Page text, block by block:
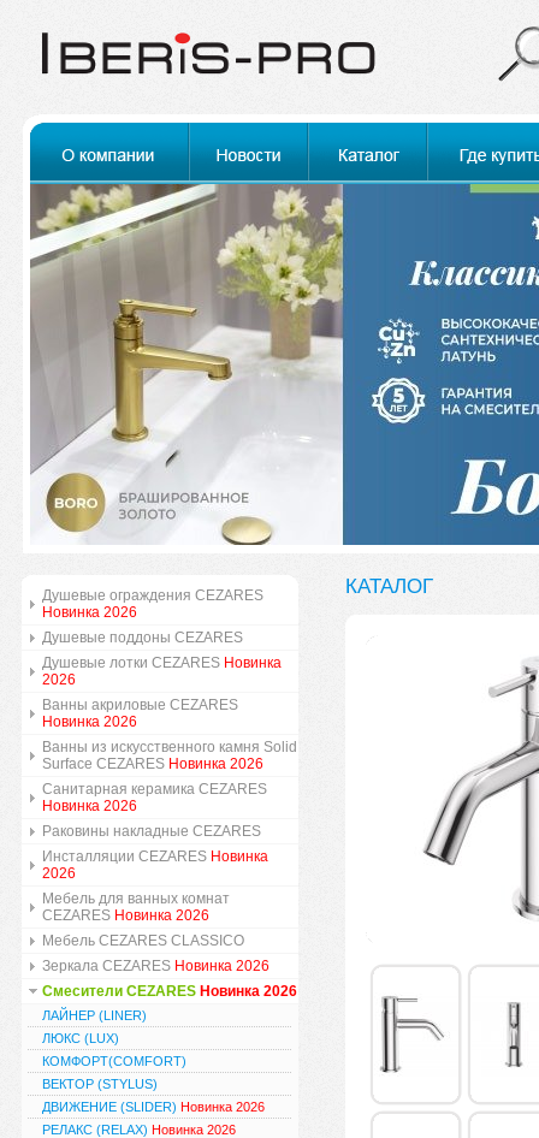
Душевые ограждения CEZARES
Новинка 2026
Душевые поддоны CEZARES
Душевые лотки CEZARES Новинка
2026
Ванны акриловые CEZARES
Новинка 2026
Ванны из искусственного камня Solid
Surface CEZARES Новинка 2026
Санитарная керамика CEZARES
Новинка 2026
Раковины накладные CEZARES
Инсталляции CEZARES Новинка
2026
Мебель для ванных комнат
CEZARES Новинка 2026
Мебель CEZARES CLASSICO
Зеркала CEZARES Новинка 2026
Смесители CEZARES Новинка 2026
ЛАЙНЕР (LINER)
ЛЮКС (LUX)
КОМФОРТ(COMFORT)
ВЕКТОР (STYLUS)
ДВИЖЕНИЕ (SLIDER) Новинка 2026
РЕЛАКС (RELAX) Новинка 2026
КАТАЛОГ